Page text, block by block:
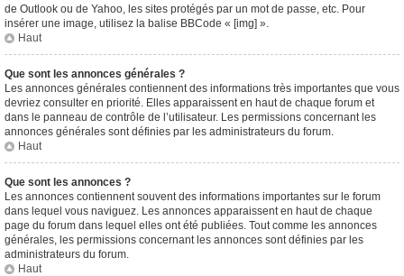
de Outlook ou de Yahoo, les sites protégés par un mot de passe, etc. Pour
insérer une image, utilisez la balise BBCode « [img] ».
Haut
Que sont les annonces générales ?
Les annonces générales contiennent des informations très importantes que vous
devriez consulter en priorité. Elles apparaissent en haut de chaque forum et
dans le panneau de contrôle de l’utilisateur. Les permissions concernant les
annonces générales sont définies par les administrateurs du forum.
Haut
Que sont les annonces ?
Les annonces contiennent souvent des informations importantes sur le forum
dans lequel vous naviguez. Les annonces apparaissent en haut de chaque
page du forum dans lequel elles ont été publiées. Tout comme les annonces
générales, les permissions concernant les annonces sont définies par les
administrateurs du forum.
Haut